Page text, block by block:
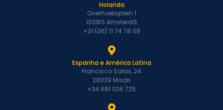
Holanda
Overhoeksplein 1
1031KS Amsterdã
+31 (06) 11 74 78 09
Espanha e América Latina
Francisco Salas, 24
28039 Madri
+34 681 026 725